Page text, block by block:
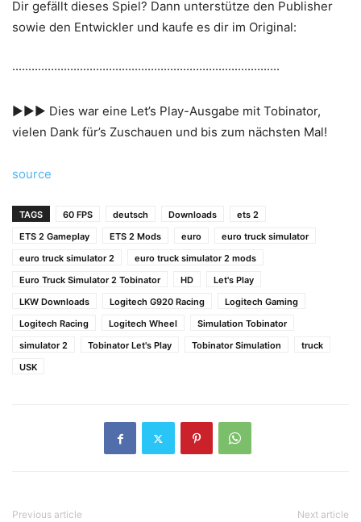
Dir gefällt dieses Spiel? Dann unterstütze den Publisher
sowie den Entwickler und kaufe es dir im Original:
···················································································
►►► Dies war eine Let’s Play-Ausgabe mit Tobinator,
vielen Dank für’s Zuschauen und bis zum nächsten Mal!
source
TAGS 60 FPS deutsch Downloads
ets 2
ETS 2 Gameplay
ETS 2 Mods euro
euro truck simulator
euro truck simulator 2
euro truck simulator 2 mods
Euro Truck Simulator 2 Tobinator
HD
Let's Play
LKW Downloads
Logitech G920 Racing
Logitech Gaming
Logitech Racing
Logitech Wheel
Simulation Tobinator
simulator 2
Tobinator Let's Play Tobinator Simulation
truck
USK
Previous article Next article